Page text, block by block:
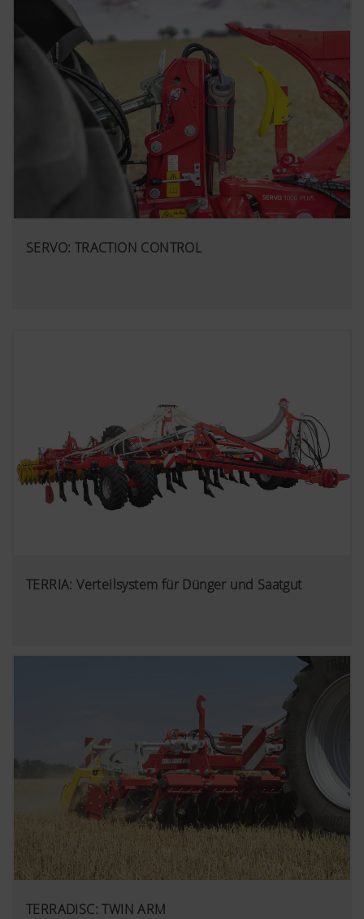
SERVO: TRACTION CONTROL
TERRIA: Verteilsystem für Dünger und Saatgut
TERRADISC: TWIN ARM